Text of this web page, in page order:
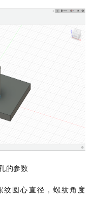
的参数
圆心直径，螺纹角度